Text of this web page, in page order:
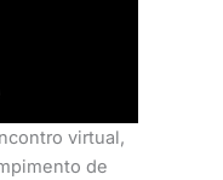
virtual,
de